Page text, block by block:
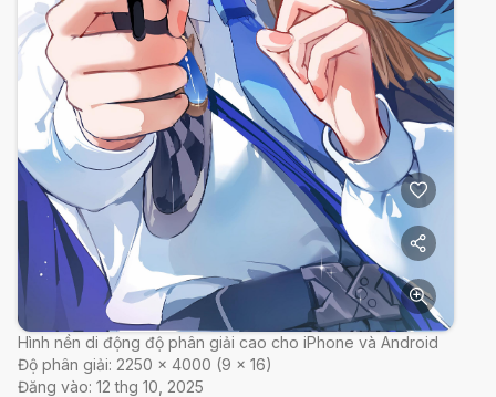
Hình nền di động độ phân giải cao cho iPhone và Android
Độ phân giải: 2250 × 4000 (9 × 16)
Đăng vào: 12 thg 10, 2025